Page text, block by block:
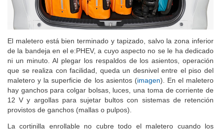
El maletero está bien terminado y tapizado, salvo la zona inferior
de la bandeja en el e:PHEV, a cuyo aspecto no se le ha dedicado
ni un minuto. Al plegar los respaldos de los asientos, operación
que se realiza con facilidad, queda un desnivel entre el piso del
maletero y la superficie de los asientos (imagen). En el maletero
hay ganchos para colgar bolsas, luces, una toma de corriente de
12 V y argollas para sujetar bultos con sistemas de retención
provistos de ganchos (mallas o pulpos).
La cortinilla enrollable no cubre todo el maletero cuando los